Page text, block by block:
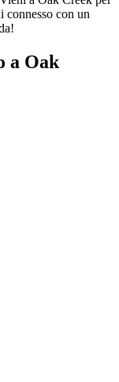
connesso con un
a Oak